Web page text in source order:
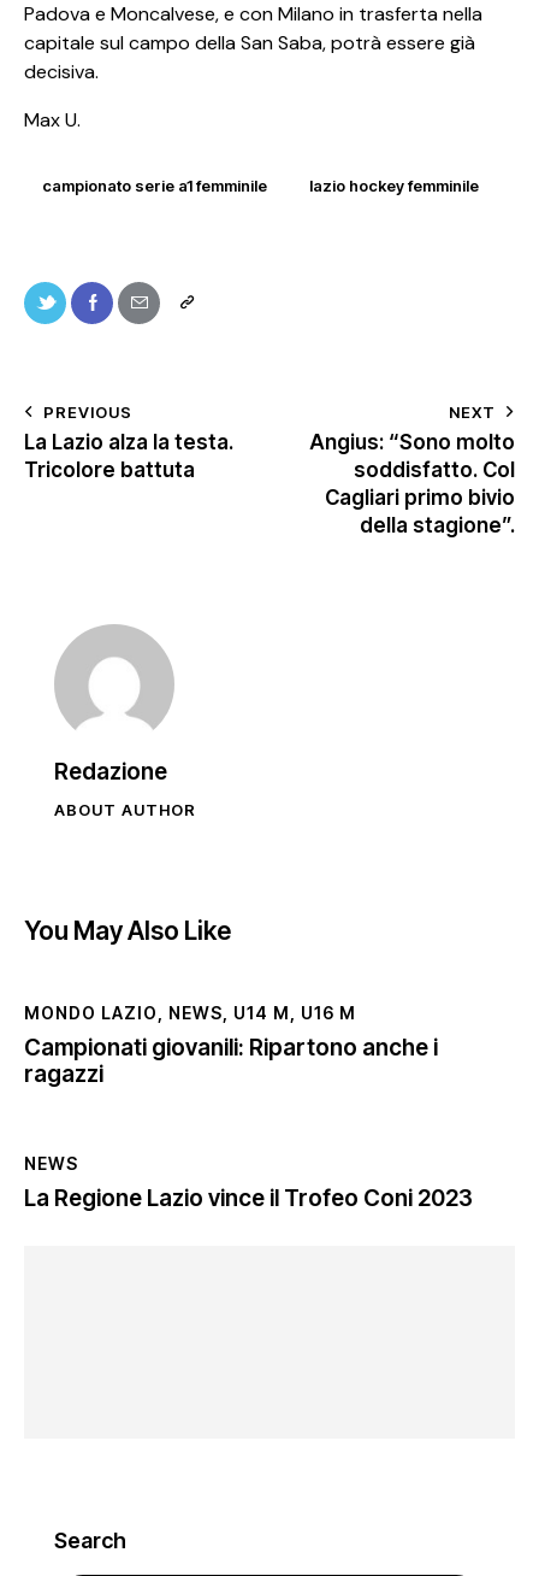
Padova e Moncalvese, e con Milano in trasferta nella
capitale sul campo della San Saba, potrà essere già
decisiva.
Max U.
campionato serie a1 femminile lazio hockey femminile
PREVIOUS
La Lazio alza la testa.
Tricolore battuta
NEXT
Angius: “Sono molto
soddisfatto. Col
Cagliari primo bivio
della stagione”.
Redazione
ABOUT AUTHOR
You May Also Like
MONDO LAZIO NEWS U14 M U16 M
Campionati giovanili: Ripartono anche i
ragazzi
NEWS
La Regione Lazio vince il Trofeo Coni 2023
Search